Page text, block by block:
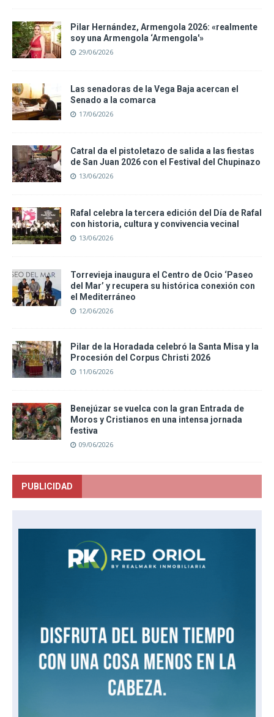
Pilar Hernández, Armengola 2026: «realmente
soy una Armengola ‘Armengola'»
29/06/2026
Las senadoras de la Vega Baja acercan el
Senado a la comarca
17/06/2026
Catral da el pistoletazo de salida a las fiestas
de San Juan 2026 con el Festival del Chupinazo
13/06/2026
Rafal celebra la tercera edición del Día de Rafal
con historia, cultura y convivencia vecinal
13/06/2026
Torrevieja inaugura el Centro de Ocio ‘Paseo
del Mar’ y recupera su histórica conexión con
el Mediterráneo
12/06/2026
Pilar de la Horadada celebró la Santa Misa y la
Procesión del Corpus Christi 2026
11/06/2026
Benejúzar se vuelca con la gran Entrada de
Moros y Cristianos en una intensa jornada
festiva
09/06/2026
PUBLICIDAD